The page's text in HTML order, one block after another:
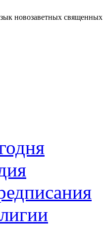
новозаветных священных